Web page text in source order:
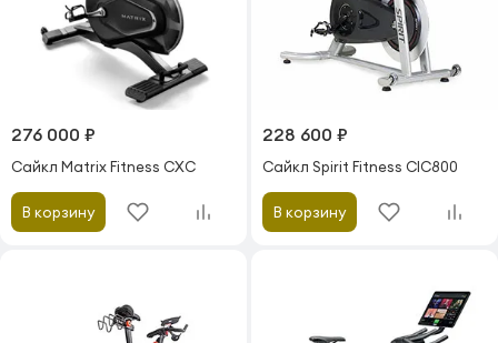
276 000 ₽
Сайкл Matrix Fitness CXC
В корзину
228 600 ₽
Сайкл Spirit Fitness CIC800
В корзину